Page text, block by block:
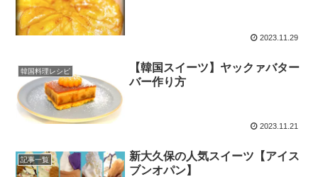
2023.11.29
韓国料理レシピ
【韓国スイーツ】ヤックァバター
バー作り方
2023.11.21
記事一覧
新大久保の人気スイーツ【アイス
ブンオパン】